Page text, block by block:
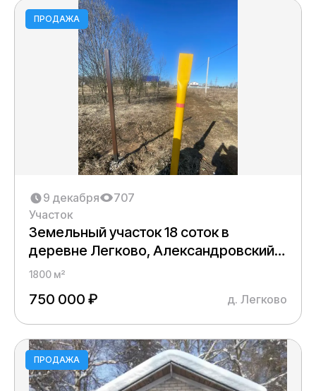
ПРОДАЖА
9 декабря
707
Участок
Земельный участок 18 соток в
деревне Легково, Александровский
округ
1800 м²
750 000 ₽ д. Легково
ПРОДАЖА